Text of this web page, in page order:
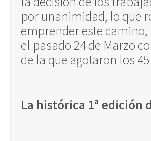
por unanimidad, lo que
emprender este
el pasado 24 de Marzo
de la que agotaron los
La histórica 1ª edición